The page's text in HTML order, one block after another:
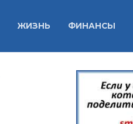
ЖИЗНЬ ФИНАНСЫ